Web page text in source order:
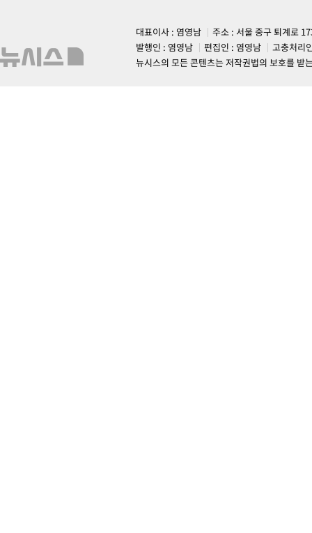
대표이사 : 염영남
주소 : 서울 중구 퇴계로
발행인 : 염영남
편집인 : 염영남
고충처리
뉴시스의 모든 콘텐츠는 저작권법의 보호를